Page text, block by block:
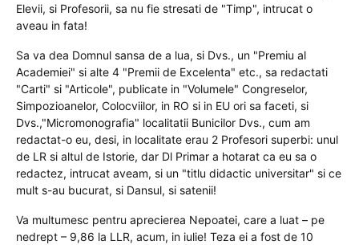
Elevii, si Profesorii, sa nu fie stresati de "Timp", intrucat o
aveau in fata!
Sa va dea Domnul sansa de a lua, si Dvs., un "Premiu al
Academiei" si alte 4 "Premii de Excelenta" etc., sa redactati
"Carti" si "Articole", publicate in "Volumele" Congreselor,
Simpozioanelor, Colocviilor, in RO si in EU ori sa faceti, si
Dvs.,"Micromonografia" localitatii Bunicilor Dvs., cum am
redactat-o eu, desi, in localitate erau 2 Profesori superbi: unul
de LR si altul de Istorie, dar Dl Primar a hotarat ca eu sa o
redactez, intrucat aveam, si un "titlu didactic universitar" si ce
mult s-au bucurat, si Dansul, si satenii!
Va multumesc pentru aprecierea Nepoatei, care a luat – pe
nedrept – 9,86 la LLR, acum, in iulie! Teza ei a fost de 10